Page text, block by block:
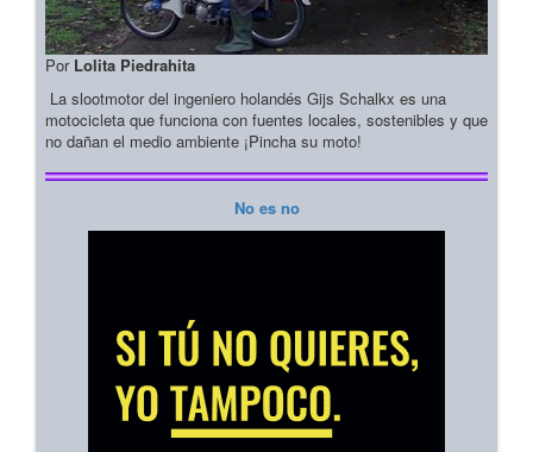
Por Lolita Piedrahita
La slootmotor del ingeniero holandés Gijs Schalkx es una
motocicleta que funciona con fuentes locales, sostenibles y que
no dañan el medio ambiente ¡Pincha su moto!
No es no